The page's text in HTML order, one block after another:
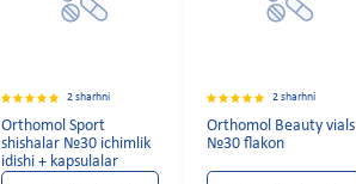
2 sharhni
Orthomol Sport
shishalar №30 ichimlik
idishi + kapsulalar
2 sharhni
Orthomol Beauty vials
№30 flakon